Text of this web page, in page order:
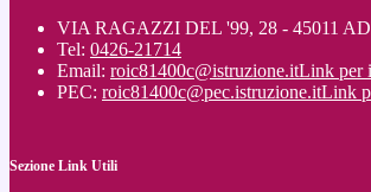
VIA RAGAZZI DEL '99, 28 - 45011
Tel: 0426-21714
Email: roic81400c@istruzione.itLink per
PEC: roic81400c@pec.istruzione.itLink
Sezione Link Utili